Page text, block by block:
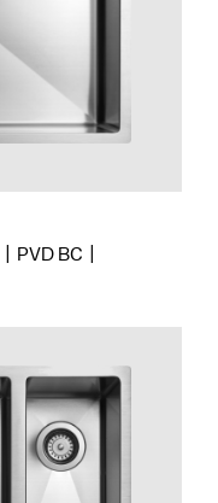
PVD BC